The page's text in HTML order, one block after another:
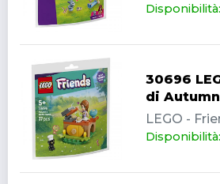
30696
di Autumn
LEGO -